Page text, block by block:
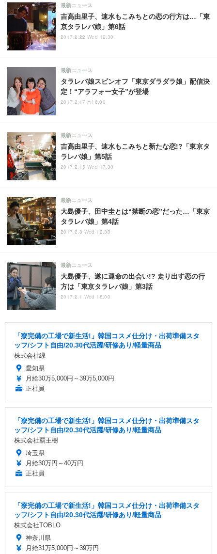
吉高由里子、速水もこみちとの恋の行方は…「東
京タラレバ娘」第6話
最新ニュース
2017.2.22 Wed 12:30
タラレバ娘スピンオフ「東京ダラダラ娘」配信決
定！“アラフォー女子”が登場
最新ニュース
2017.2.17 Fri 6:00
吉高由里子、速水もこみちと新たな恋!?「東京タ
ラレバ娘」第5話
最新ニュース
2017.2.15 Wed 17:30
大島優子、田中圭とは“禁断の恋”だった…「東京
タラレバ娘」第4話
最新ニュース
2017.2.8 Wed 12:30
大島優子、遂に運命の出会い!? 走り出す恋の行
方は「東京タラレバ娘」第3話
最新ニュース
2017.2.1 Wed 18:00
「寮完備の工場で新生活!」韓国コスメ仕分け・出荷準備スタ
ッフ/シフト自由/20.30代活躍/研修あり/軽量商品
株式会社緑
愛知県
月給30万5,000円～39万5,000円
正社員
「寮完備の工場で新生活!」韓国コスメ仕分け・出荷準備スタ
ッフ/シフト自由/20.30代活躍/研修あり/軽量商品
株式会社覇王樹
埼玉県
月給30万円～40万円
正社員
「寮完備の工場で新生活!」韓国コスメ仕分け・出荷準備スタ
ッフ/シフト自由/20.30代活躍/研修あり/軽量商品
株式会社TOBLO
神奈川県
月給31万5,000円～39万円